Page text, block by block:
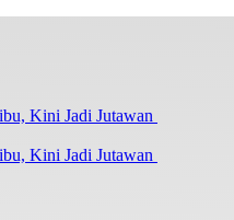
Kini Jadi Jutawan